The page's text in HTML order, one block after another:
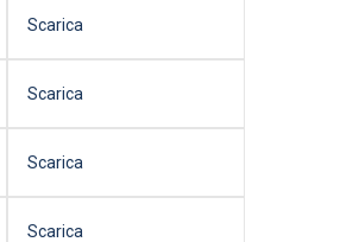
Scarica
Scarica
Scarica
Scarica